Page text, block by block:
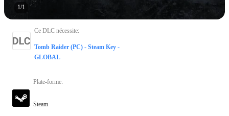
1/1
Ce DLC nécessite:
Tomb Raider (PC) - Steam Key -
GLOBAL
Plate-forme:
Steam